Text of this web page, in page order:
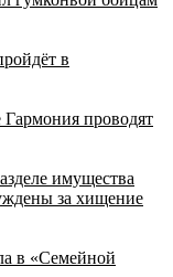
в
проводят
имущества
за хищение
в «Семейной